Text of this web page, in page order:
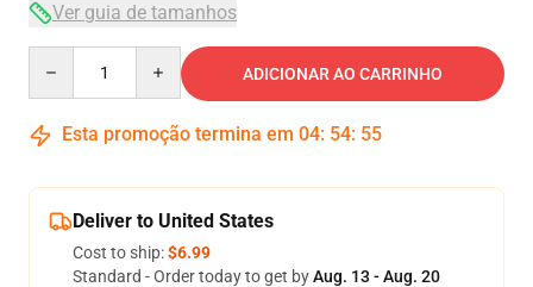
Ver guia de tamanhos
ADICIONAR AO CARRINHO
Esta promoção termina em 04: 54: 54
Deliver to United States
Cost to ship:$6.99
Standard - Order today to get byAug. 13 - Aug. 20